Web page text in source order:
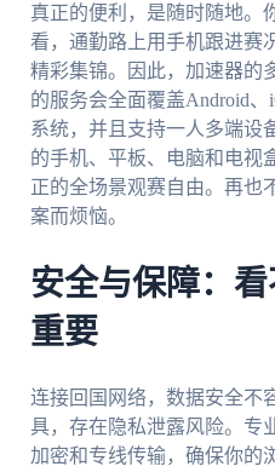
真正的便利，是随时随地。
看，通勤路上用手机跟进赛
精彩集锦。因此，加速器的
的服务会全面覆盖Android、
系统，并且支持一人多端设
的手机、平板、电脑和电视
正的全场景观赛自由。再也
案而烦恼。
安全与保障：
重要
连接回国网络，数据安全不
具，存在隐私泄露风险。专
加密和专线传输，确保你的